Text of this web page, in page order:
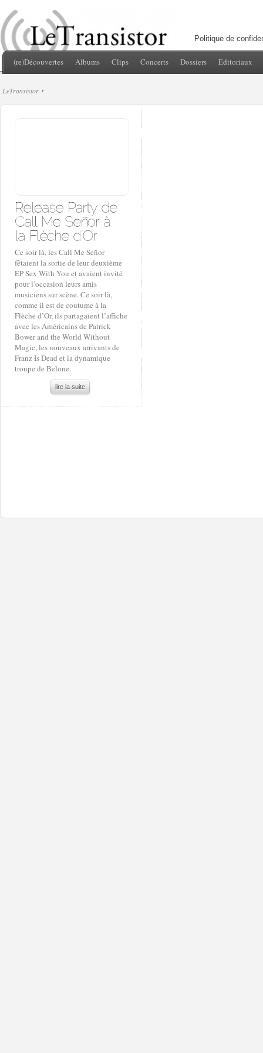
Politique de
(re)Découvertes Albums Clips Concerts Dossiers Editoriaux
LeTransistor
Ce soir là, les Call Me Señor
fêtaient la sortie de leur deuxième
EP Sex With You et avaient invité
pour l’occasion leurs amis
musiciens sur scène. Ce soir là,
comme il est de coutume à la
Flèche d’Or, ils partagaient l’affiche
avec les Américains de Patrick
Bower and the World Without
Magic, les nouveaux arrivants de
Franz Is Dead et la dynamique
troupe de Belone.
lire la suite